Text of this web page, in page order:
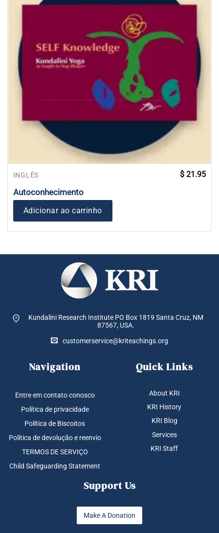
INGLÊS
Autoconhecimento
$ 21.95
Adicionar ao carrinho
Kundalini Research Institute PO Box 1819 Santa Cruz, NM
87567, USA.
customerservice@kriteachings.org
Navigation
Entre em contato conosco
Política de privacidade
Política de Biscoitos
Política de devolução e reenvio
TERMOS DE SERVIÇO
Child Safeguarding Statement
Quick Links
About KRI
KRI History
KRI Blog
Services
KRI Staff
Support Us
Make A Donation